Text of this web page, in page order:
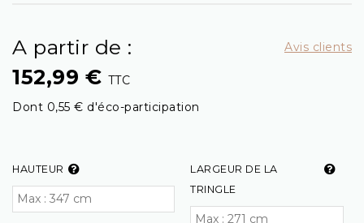
A partir de :
152,99 € TTC
Dont 0,55 € d'éco-participation
Avis clients
HAUTEUR
LARGEUR DE LA
TRINGLE